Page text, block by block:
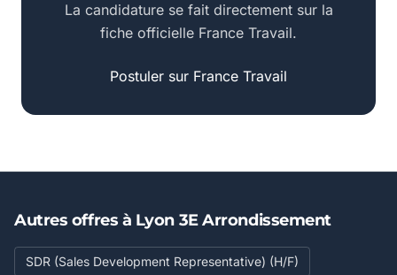
La candidature se fait directement sur la
fiche officielle France Travail.
Postuler sur France Travail
Autres offres à Lyon 3E Arrondissement
SDR (Sales Development Representative) (H/F)